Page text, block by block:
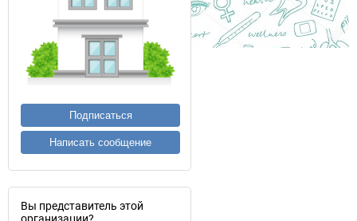
Подписаться
Написать сообщение
Вы представитель этой